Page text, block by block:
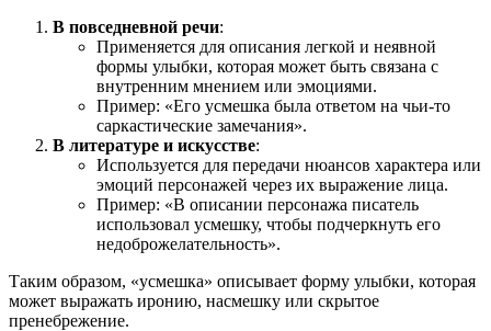
В повседневной речи:
Применяется для описания легкой и неявной
формы улыбки, которая может быть связана с
внутренним мнением или эмоциями.
Пример: «Его усмешка была ответом на чьи-то
саркастические замечания».
В литературе и искусстве:
Используется для передачи нюансов характера или
эмоций персонажей через их выражение лица.
Пример: «В описании персонажа писатель
использовал усмешку, чтобы подчеркнуть его
недоброжелательность».
Таким образом, «усмешка» описывает форму улыбки, которая
может выражать иронию, насмешку или скрытое
пренебрежение.